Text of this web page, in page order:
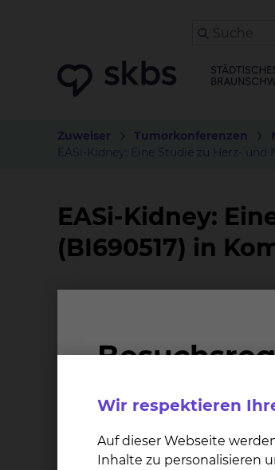
Zuweiser Tumorkonferenzen
EASi-Kidney: Eine Studie zu Herz-
EASi-Kidney:
(BI690517) in
Kreislauf-Erkrankungen. Obwohl
Nieren- und Herzerkrankungen
Wir respektieren
Auf dieser Webseite
Inhalte zu personalisieren